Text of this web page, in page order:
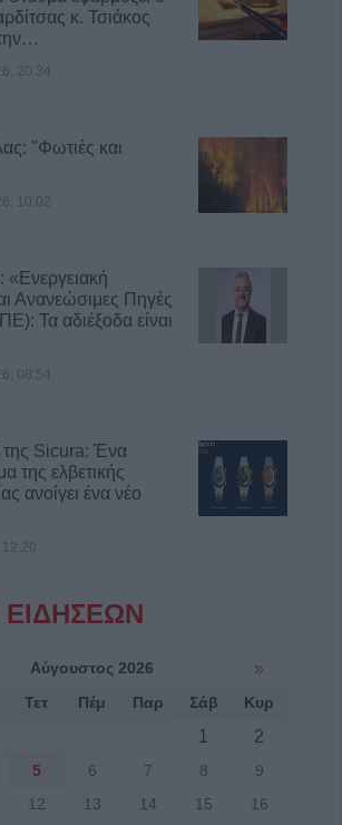
διάφοροι φορείς
10:08
Διάπλους Λίμνης
κ. Τσιάκος
20:34
"Φωτιές και
10:02
«Ενεργειακή
Ανανεώσιμες Πηγές
Τα αδιέξοδα είναι
08:54
της Sicura: Ένα
της ελβετικής
ανοίγει ένα νέο
12:20
ΕΙΔΗΣΕΩΝ
Αύγουστος 2026 »
Τετ Πέμ Παρ Σάβ Κυρ
1
2
5 6 7 8
9
12 13 14 15
16